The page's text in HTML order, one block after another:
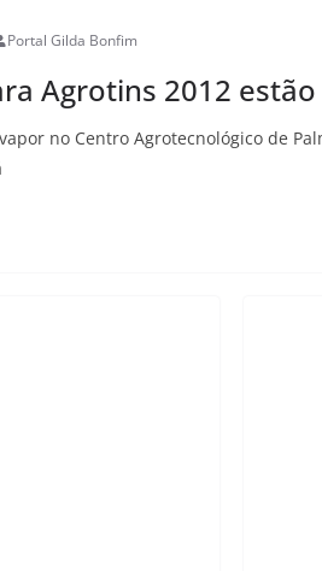
Portal Gilda Bonfim
Agrotins 2012
no Centro Agrotecnológico de